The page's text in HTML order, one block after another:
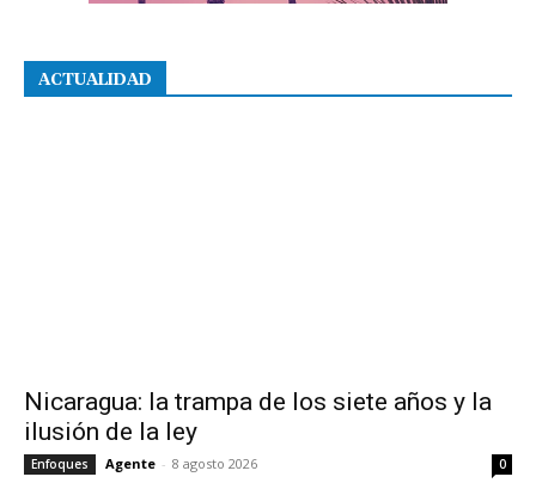
ACTUALIDAD
Nicaragua: la trampa de los siete años y la
ilusión de la ley
Enfoques Agente - 8 agosto 2026 0